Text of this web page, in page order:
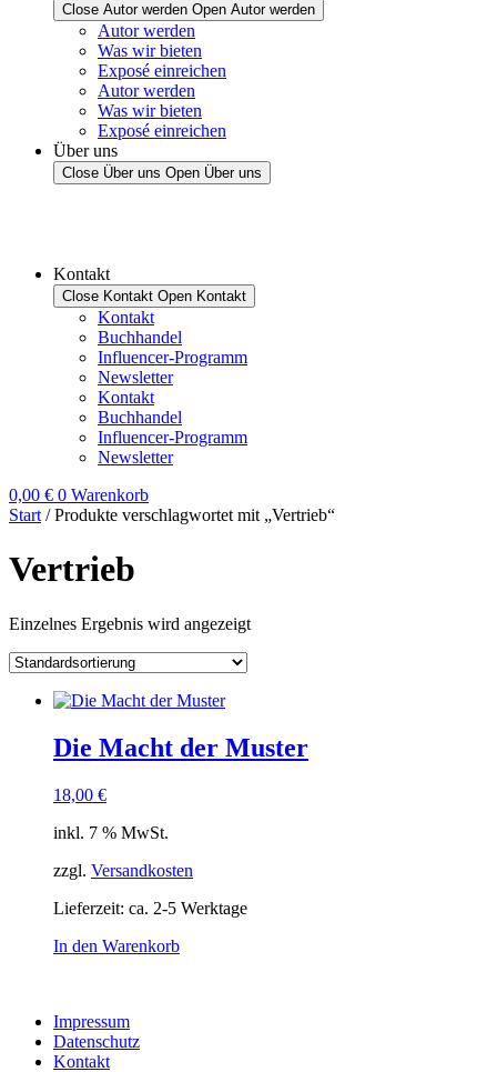
Close Autor werden Open Autor werden
Autor werden
Was wir bieten
Exposé einreichen
Autor werden
Was wir bieten
Exposé einreichen
Über uns
Close Über uns Open Über uns
Kontakt
Close Kontakt Open Kontakt
Kontakt
Buchhandel
Influencer-Programm
Newsletter
Kontakt
Buchhandel
Influencer-Programm
Newsletter
0,00 € 0 Warenkorb
Start / Produkte verschlagwortet mit „Vertrieb“
Vertrieb
Einzelnes Ergebnis wird angezeigt
Die Macht der Muster
18,00 €
inkl. 7 % MwSt.
zzgl. Versandkosten
Lieferzeit: ca. 2-5 Werktage
In den Warenkorb
Impressum
Datenschutz
Kontakt